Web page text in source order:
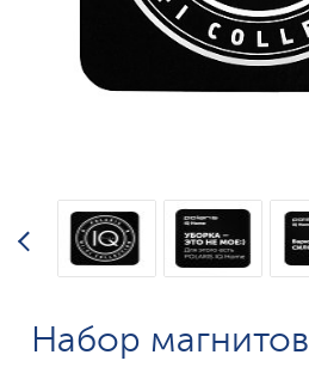
Набор магнитов